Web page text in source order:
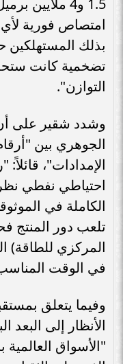
امتصاص فورية
بذلك
تضخمية كانت
التوازن".
وشدد شقير على أن
الجوهري بين
الإمدادات"، قائلاً:
احتياطي نفطي
الكاملة في
تلعب دور المنتج
المركزي للطاقة)
في الوقت
وفيما يتعلق
الأنظار إلى البعد
"الأسواق